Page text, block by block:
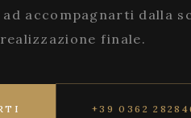
accompagnarti dalla
finale.
+39 0362